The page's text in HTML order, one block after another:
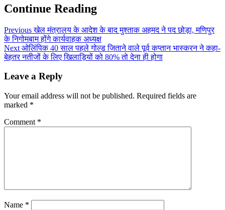
Continue Reading
Previousखेल मंत्रालय के आदेश के बाद मुश्ताक अहमद ने पद छोड़ा, मणिपुर
के निगोमबाम होंगे कार्यवाहक अध्यक्ष
Next ओलिंपिक 40 साल पहले गोल्ड जिताने वाले पूर्व कप्तान भास्करन ने कहा-
बेहतर नतीजों के लिए खिलाड़ियों को 80% तो देना ही होगा
Leave a Reply
Your email address will not be published. Required fields are
marked *
Comment *
Name *